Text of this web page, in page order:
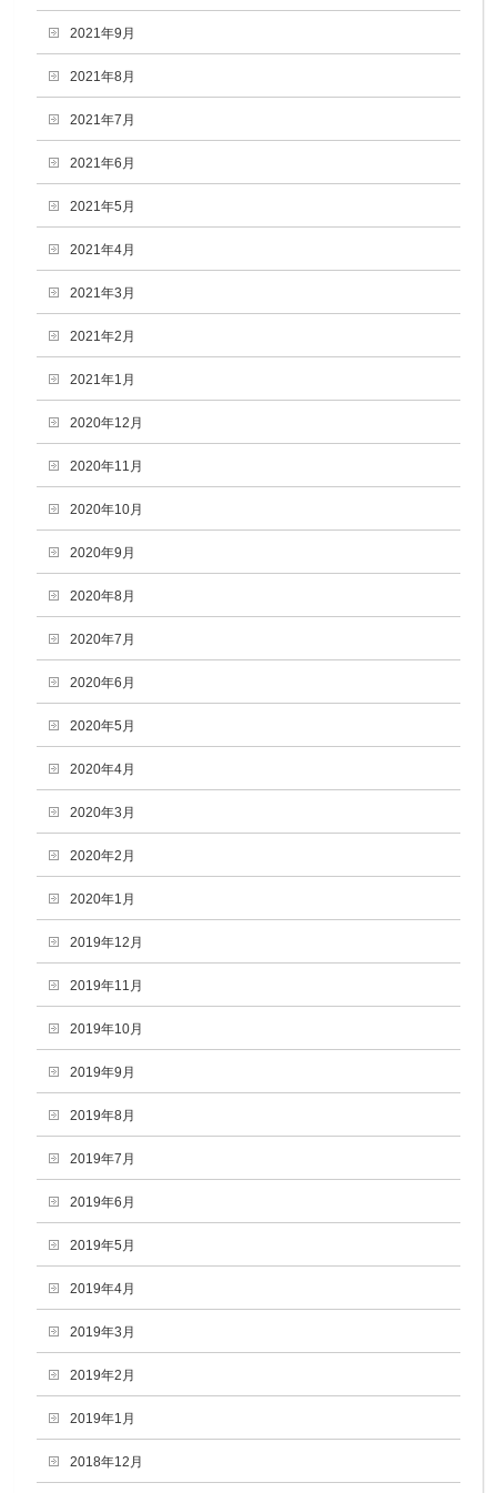
2021年9月
2021年8月
2021年7月
2021年6月
2021年5月
2021年4月
2021年3月
2021年2月
2021年1月
2020年12月
2020年11月
2020年10月
2020年9月
2020年8月
2020年7月
2020年6月
2020年5月
2020年4月
2020年3月
2020年2月
2020年1月
2019年12月
2019年11月
2019年10月
2019年9月
2019年8月
2019年7月
2019年6月
2019年5月
2019年4月
2019年3月
2019年2月
2019年1月
2018年12月